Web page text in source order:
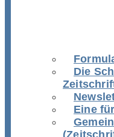
Die
Eine